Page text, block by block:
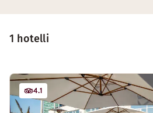
1 hotelli
4.1